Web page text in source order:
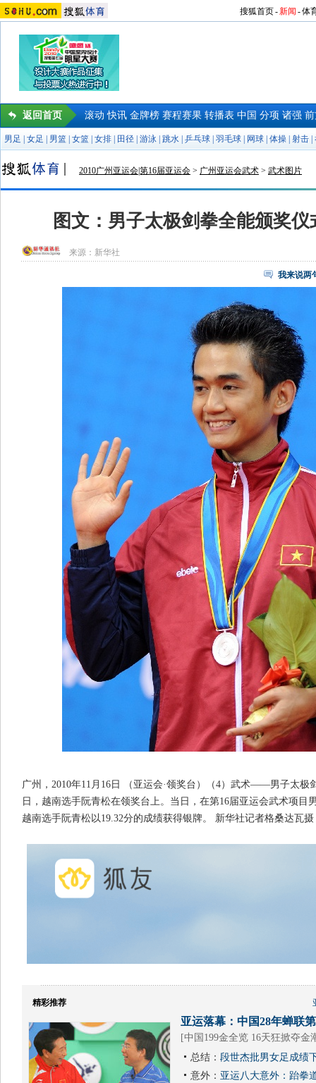
搜狐首页-新闻 -体
返回首页 滚动 快讯 金牌榜 赛程赛果 转播表 中国 分项 诸强
男足 女足 男篮 女篮 女排 田径 游泳 跳水 乒乓球 羽毛球 网球 体操 射击
2010广州亚运会|第16届亚运会 > 广州亚运会武术 > 武术图片
图文：男子太极剑拳全能颁奖
来源： 新华社
我来说两
广州，2010年11月16日 （亚运会·领奖台）（4）武术——男子太极
日，越南选手阮青松在领奖台上。当日，在第16届亚运会武术项目
越南选手阮青松以19.32分的成绩获得银牌。 新华社记者格桑达瓦摄
精彩推荐
亚运落幕：中国28年蝉联
[中国199金全览 16天狂掀夺金
总结： 段世杰批男女足成绩
意外： 亚运八大意外：跆拳